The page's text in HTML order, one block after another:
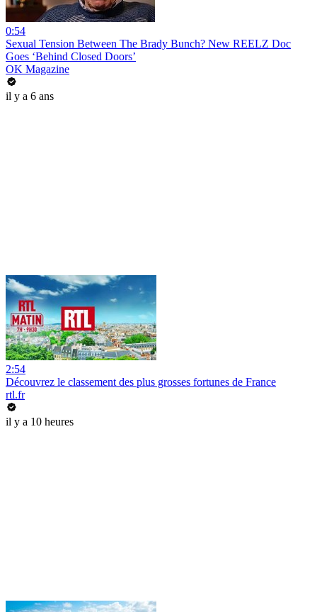
0:54
Sexual Tension Between The Brady Bunch? New REELZ Doc
Goes ‘Behind Closed Doors’
OK Magazine
il y a 6 ans
2:54
Découvrez le classement des plus grosses fortunes de France
rtl.fr
il y a 10 heures